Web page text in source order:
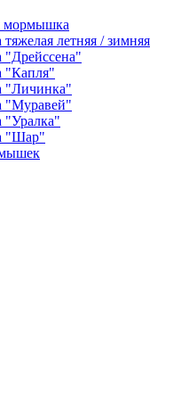
мормышка
летняя / зимняя
"Шар"